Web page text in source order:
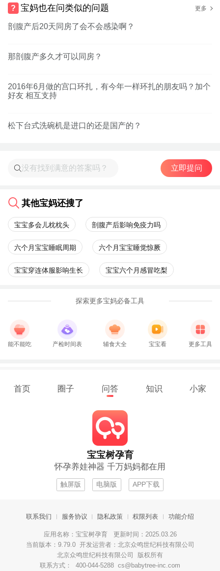
宝妈也在问类似的问题 更多
剖腹产后20天同房了会不会感染啊？
那剖腹产多久才可以同房？
2016年6月做的宫口环扎，有今年一样环扎的朋友吗？加个
好友 相互支持
松下台式洗碗机是进口的还是国产的？
立即提问
其他宝妈还搜了
宝宝多会儿枕枕头 剖腹产后影响免疫力吗
六个月宝宝睡眠周期 六个月宝宝睡觉惊厥
宝宝穿连体服影响生长 宝宝六个月感冒吃梨
探索更多宝妈必备工具
能不能吃 产检时间表 辅食大全 宝宝看 更多工具
首页 圈子 问答 知识 小家
宝宝树孕育
怀孕养娃神器 千万妈妈都在用
触屏版 电脑版 APP下载
联系我们 服务协议 隐私政策 权限列表 功能介绍
应用名称：宝宝树孕育 更新时间：2025.03.26
当前版本：9.79.0 开发运营者：北京众鸣世纪科技有限公司
北京众鸣世纪科技有限公司 版权所有
联系方式： 400-044-5288 cs@babytree-inc.com